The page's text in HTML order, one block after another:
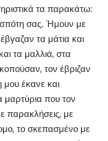
τα παρακάτω:
σας. Ήμουν με
τα μάτια και
τα μαλλιά, στα
τον έβριζαν
έκανε και
μαρτύρια που τον
παρακλήσεις, με
το σκεπασμένο με